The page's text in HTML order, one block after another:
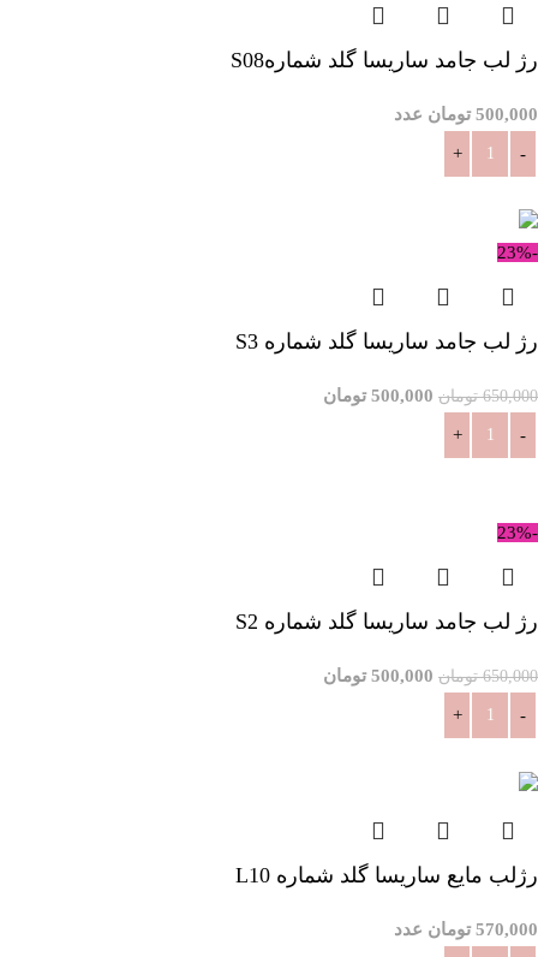
رژ لب جامد ساریسا گلد شمارهS08
500,000 تومان عدد
-23%
رژ لب جامد ساریسا گلد شماره S3
650,000 تومان 500,000 تومان
-23%
رژ لب جامد ساریسا گلد شماره S2
650,000 تومان 500,000 تومان
رژلب مایع ساریسا گلد شماره L10
570,000 تومان عدد